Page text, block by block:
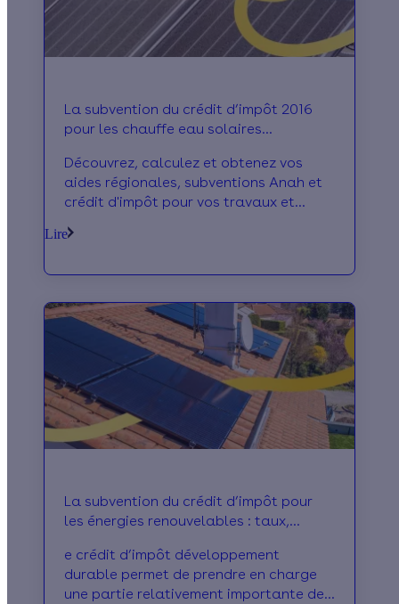
La subvention du crédit d’impôt 2016
pour les chauffe eau solaires
Découvrez, calculez et obtenez vos
aides régionales, subventions Anah et
crédit d'impôt pour vos travaux et
Lire
La subvention du crédit d’impôt pour
les énergies renouvelables : taux,
e crédit d’impôt développement
durable permet de prendre en charge
une partie relativement importante des